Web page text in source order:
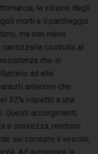
la visione degli
morti e il parcheggio.
ma non meno
carrozzeria costruita al
che si
ad alte
anteriore che
32% rispetto a una
Questi accorgimenti,
e sicurezza, rendono
sui consumi il veicolo,